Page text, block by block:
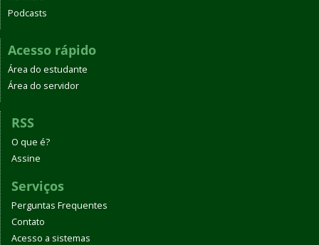
Podcasts
Acesso rápido
Área do estudante
Área do servidor
RSS
O que é?
Assine
Serviços
Perguntas Frequentes
Contato
Acesso a sistemas